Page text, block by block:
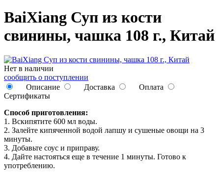
BaiXiang Суп из кости
свинины, чашка 108 г., Китай
Нет в наличии
сообщить о поступлении
Описание
Доставка
Оплата
Сертификаты
Способ приготовления:
1. Вскипятите 600 мл воды.
2. Залейте кипяченной водой лапшу и сушеные овощи на 3
минуты.
3. Добавьте соус и приправу.
4. Дайте настояться еще в течение 1 минуты. Готово к
употреблению.